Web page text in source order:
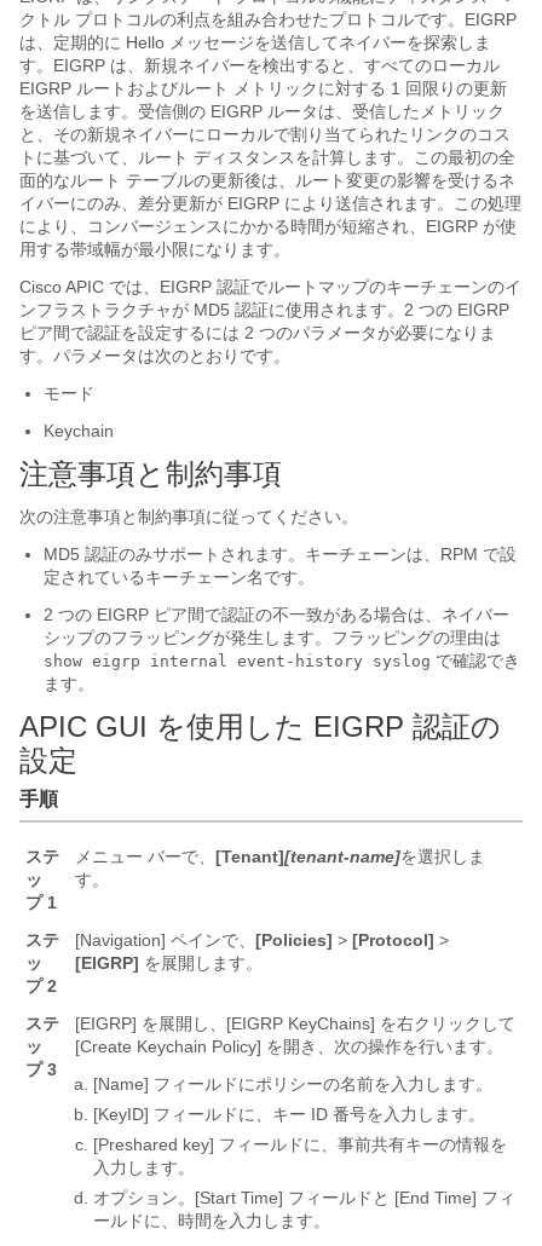
クトル プロトコルの利点を組み合わせたプロトコルです。EIGRP
は、定期的に Hello メッセージを送信してネイバーを探索しま
す。EIGRP は、新規ネイバーを検出すると、すべてのローカル
EIGRP ルートおよびルート メトリックに対する 1 回限りの更新
を送信します。受信側の EIGRP ルータは、受信したメトリック
と、その新規ネイバーにローカルで割り当てられたリンクのコス
トに基づいて、ルート ディスタンスを計算します。この最初の全
面的なルート テーブルの更新後は、ルート変更の影響を受けるネ
イバーにのみ、差分更新が EIGRP により送信されます。この処理
により、コンバージェンスにかかる時間が短縮され、EIGRP が使
用する帯域幅が最小限になります。
Cisco APIC では、EIGRP 認証でルートマップのキーチェーンのイ
ンフラストラクチャが MD5 認証に使用されます。2 つの EIGRP
ピア間で認証を設定するには 2 つのパラメータが必要になりま
す。パラメータは次のとおりです。
モード
Keychain
注意事項と制約事項
次の注意事項と制約事項に従ってください。
MD5 認証のみサポートされます。キーチェーンは、RPM で設
定されているキーチェーン名です。
2 つの EIGRP ピア間で認証の不一致がある場合は、ネイバー
シップのフラッピングが発生します。フラッピングの理由は
show eigrp internal event-history syslog で確認でき
ます。
APIC GUI を使用した EIGRP 認証の
設定
手順
ステ
ッ
プ 1
メニュー バーで、 [Tenant][tenant-name]を選択しま
す。
ステ
ッ
プ 2
[Navigation] ペインで、 [Policies] > [Protocol] >
[EIGRP] を展開します。
ステ
ッ
プ 3
[EIGRP] を展開し、[EIGRP KeyChains] を右クリックして
[Create Keychain Policy] を開き、次の操作を行います。
[Name] フィールドにポリシーの名前を入力します。
[KeyID] フィールドに、キー ID 番号を入力します。
[Preshared key] フィールドに、事前共有キーの情報を
入力します。
オプション。[Start Time] フィールドと [End Time] フィ
ールドに、時間を入力します。